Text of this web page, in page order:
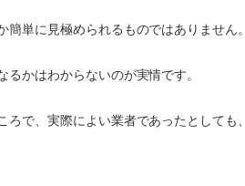
単に見極められるものではありません。
かはわからないのが実情です。
で、実際によい業者であったとしても、